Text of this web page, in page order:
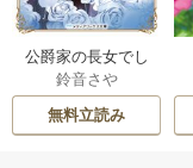
公爵家の長女でし
た
鈴音さや
無料立読み